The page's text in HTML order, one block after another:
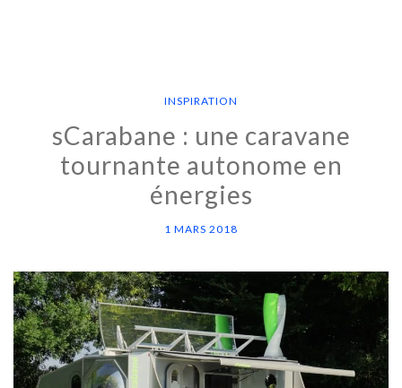
INSPIRATION
sCarabane : une caravane
tournante autonome en
énergies
1 MARS 2018